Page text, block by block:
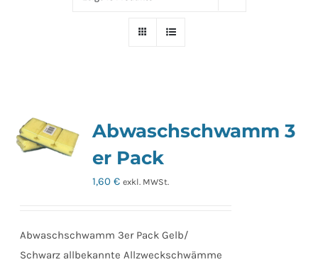
Abwaschschwamm 3
er Pack
1,60€ exkl. MWSt.
Abwaschschwamm 3er Pack Gelb/
Schwarz allbekannte Allzweckschwämme